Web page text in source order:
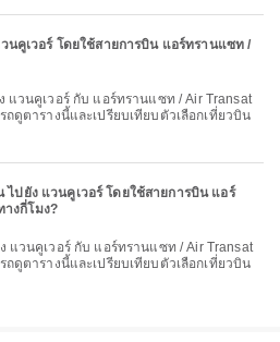
นคูเวอร์ โดยใช้สายการบิน แอร์ทรานแซท /
ดูตารางนี้และเปรียบเทียบตัวเลือกเที่ยวบิน
ยัง แวนคูเวอร์ โดยใช้สายการบิน แอร์
งกี่โมง?
ดูตารางนี้และเปรียบเทียบตัวเลือกเที่ยวบิน